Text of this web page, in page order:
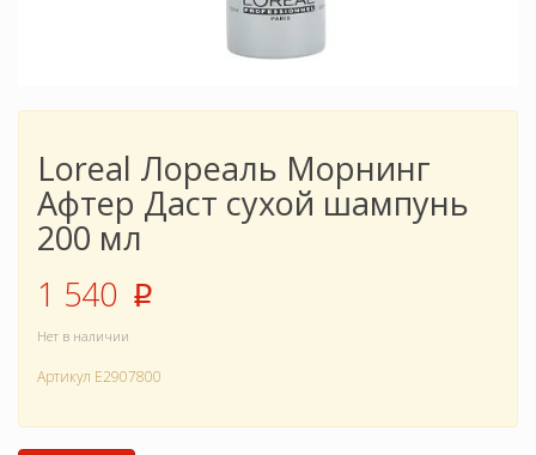
Loreal Лореаль Морнинг
Афтер Даст сухой шампунь
200 мл
1 540 p
Нет в наличии
Артикул E2907800